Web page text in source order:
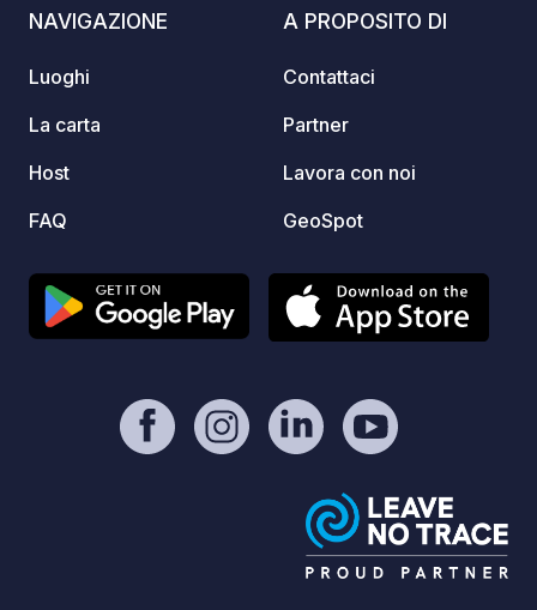
NAVIGAZIONE
Luoghi
La carta
Host
FAQ
A PROPOSITO DI
Contattaci
Partner
Lavora con noi
GeoSpot